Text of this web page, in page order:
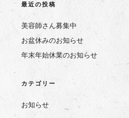
最近の投稿
美容師さん募集中
お盆休みのお知らせ
年末年始休業のお知らせ
カテゴリー
お知らせ